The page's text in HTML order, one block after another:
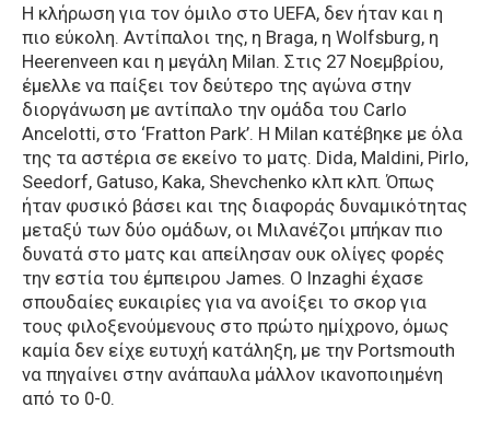
Η κλήρωση για τον όμιλο στο UEFA, δεν ήταν και η
πιο εύκολη. Αντίπαλοι της, η Braga, η Wolfsburg, η
Heerenveen και η μεγάλη Milan. Στις 27 Νοεμβρίου,
έμελλε να παίξει τον δεύτερο της αγώνα στην
διοργάνωση με αντίπαλο την ομάδα του Carlo
Ancelotti, στο ‘Fratton Park’. Η Milan κατέβηκε με όλα
της τα αστέρια σε εκείνο το ματς. Dida, Maldini, Pirlo,
Seedorf, Gatuso, Kaka, Shevchenko κλπ κλπ. Όπως
ήταν φυσικό βάσει και της διαφοράς δυναμικότητας
μεταξύ των δύο ομάδων, οι Μιλανέζοι μπήκαν πιο
δυνατά στο ματς και απείλησαν ουκ ολίγες φορές
την εστία του έμπειρου James. Ο Inzaghi έχασε
σπουδαίες ευκαιρίες για να ανοίξει το σκορ για
τους φιλοξενούμενους στο πρώτο ημίχρονο, όμως
καμία δεν είχε ευτυχή κατάληξη, με την Portsmouth
να πηγαίνει στην ανάπαυλα μάλλον ικανοποιημένη
από το 0-0.